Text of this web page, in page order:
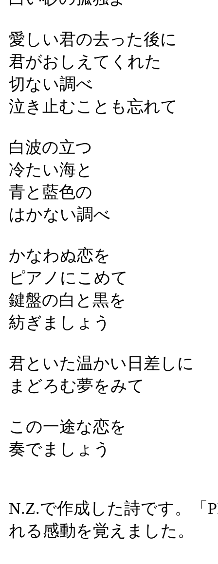
愛しい君の去った後に
君がおしえてくれた
切ない調べ
泣き止むことも忘れて
白波の立つ
冷たい海と
青と藍色の
はかない調べ
かなわぬ恋を
ピアノにこめて
鍵盤の白と黒を
紡ぎましょう
君といた温かい日差しに
まどろむ夢をみて
この一途な恋を
奏でましょう
N.Z.で作成した詩です。「
れる感動を覚えました。